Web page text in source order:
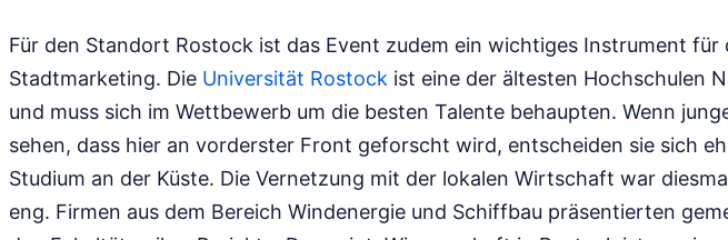
Für den Standort Rostock ist das Event zudem ein wichtiges Instrument für
Stadtmarketing. Die Universität Rostock ist eine der ältesten Hochschulen
und muss sich im Wettbewerb um die besten Talente behaupten. Wenn
sehen, dass hier an vorderster Front geforscht wird, entscheiden sie sich
Studium an der Küste. Die Vernetzung mit der lokalen Wirtschaft war
eng. Firmen aus dem Bereich Windenergie und Schiffbau präsentierten